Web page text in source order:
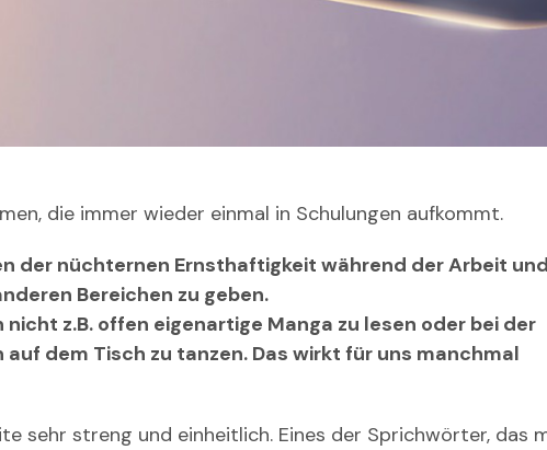
die immer wieder einmal in Schulungen aufkommt.
der nüchternen Ernsthaftigkeit während der Arbeit
Bereichen zu geben.
z.B. offen eigenartige Manga zu lesen oder bei der
dem Tisch zu tanzen. Das wirkt für uns manchmal
sehr streng und einheitlich. Eines der Sprichwörter, das